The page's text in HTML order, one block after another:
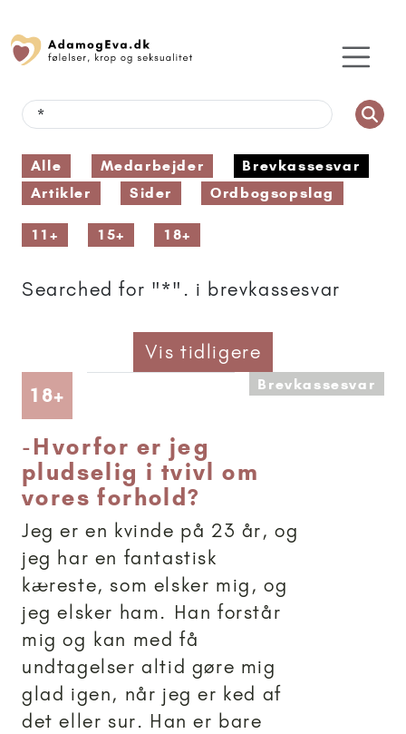
Alle Medarbejder
Brevkassesvar
Artikler
Sider Ordbogsopslag
11+ 15+ 18+
Searched for "*". i brevkassesvar
Vis tidligere
18+ Artikler anbefalet til 18+Brevkassesvar
-Hvorfor er jeg
pludselig i tvivl om
vores forhold?
Jeg er en kvinde på 23 år, og
jeg har en fantastisk
kæreste, som elsker mig, og
jeg elsker ham. Han forstår
mig og kan med få
undtagelser altid gøre mig
glad igen, når jeg er ked af
det eller sur. Han er bare